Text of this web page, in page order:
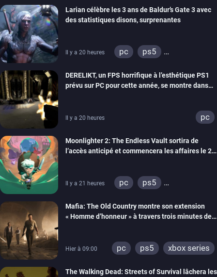
Larian célèbre les 3 ans de Baldur’s Gate 3 avec
des statistiques disons, surprenantes
Il y a 20 heures pc
ps5
DERELIKT, un FPS horrifique à l’esthétique PS1
prévu sur PC pour cette année, se montre dans
Il y a 20 heures pc
Moonlighter 2: The Endless Vault sortira de
l’accès anticipé et commencera les affaires le 2
Il y a 21 heures pc
ps5
Mafia: The Old Country montre son extension
« Homme d’honneur » à travers trois minutes de
Hier à 09:00 pc ps5 xbox series
The Walking Dead: Streets of Survival lâchera les